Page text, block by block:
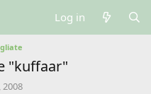
Log in
"kuffaar"
2008